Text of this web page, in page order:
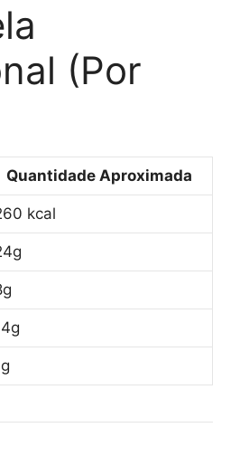
(Por
Quantidade Aproximada
kcal